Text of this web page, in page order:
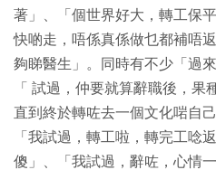
著」、「個世界好大，轉工保
快啲走，唔係真係做乜都補唔
夠睇醫生」。同時有不少「過
「 試過，仲要就算辭職後，果
直到終於轉咗去一個文化啱自
「我試過，轉工啦，轉完工唸
傻」、「我試過，辭咗，心情